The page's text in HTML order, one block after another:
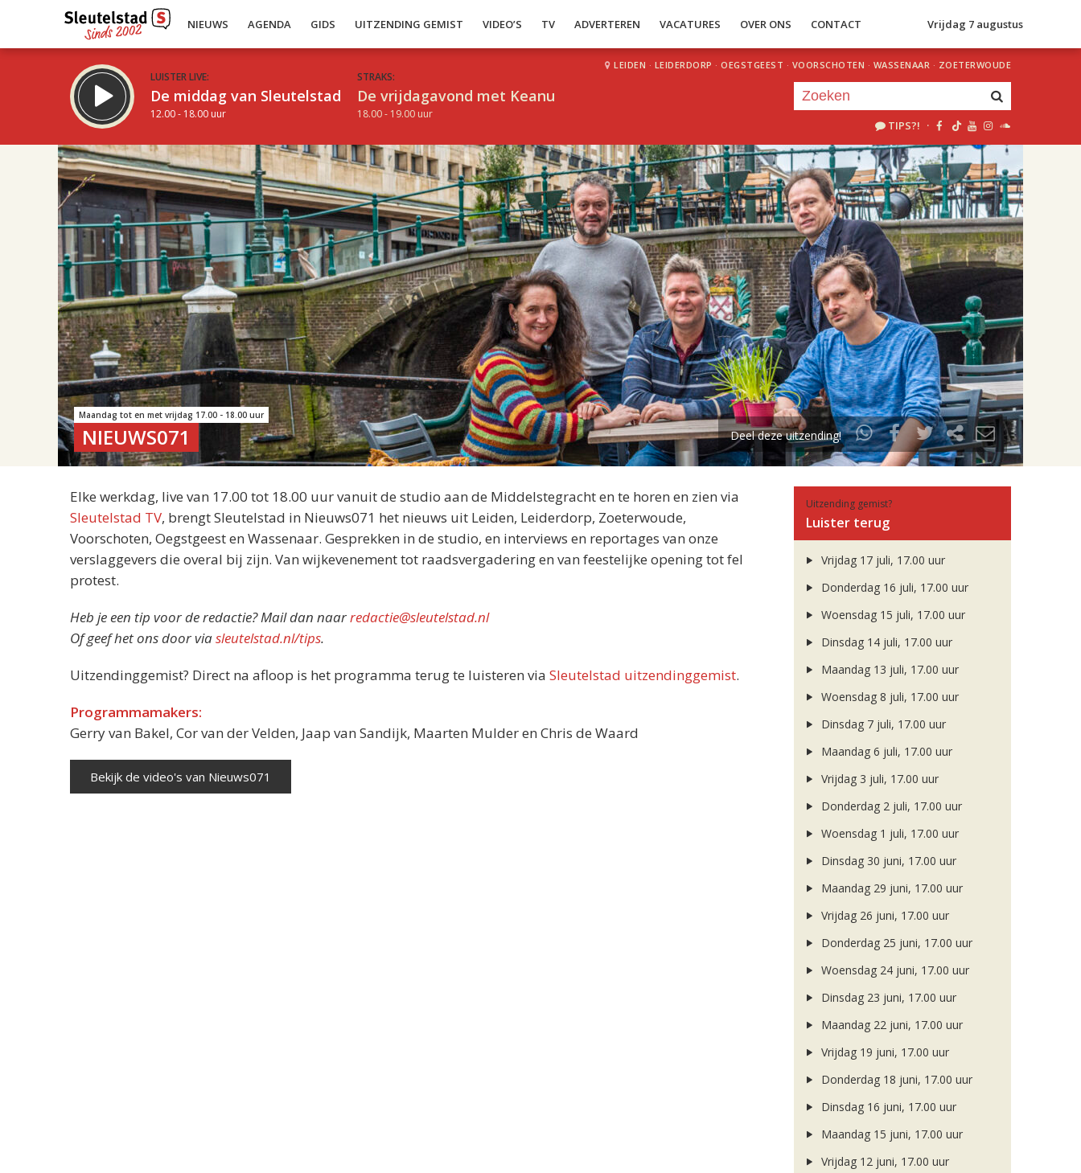
NIEUWS AGENDA GIDS UITZENDING GEMIST VIDEO’S TV ADVERTEREN VACATURES OVER ONS CONTACT Vrijdag 7 augustus
LUISTER LIVE:
De middag van Sleutelstad
12.00 - 18.00 uur
STRAKS:
De vrijdagavond met Keanu
18.00 - 19.00 uur
LEIDEN · LEIDERDORP · OEGSTGEEST · VOORSCHOTEN · WASSENAAR · ZOETERWOUDE
TIPS?! ·
17.00 18.00
Je luistert nu naaruur 1 van 1
«Vorig uur Volgend uur»
Inklappen
Maandag tot en met vrijdag 17.00 - 18.00 uur
NIEUWS071 Deel deze uitzending!
Elke werkdag, live van 17.00 tot 18.00 uur vanuit de studio aan de Middelstegracht en te horen en zien via
Sleutelstad TV, brengt Sleutelstad in Nieuws071 het nieuws uit Leiden, Leiderdorp, Zoeterwoude,
Voorschoten, Oegstgeest en Wassenaar. Gesprekken in de studio, en interviews en reportages van onze
verslaggevers die overal bij zijn. Van wijkevenement tot raadsvergadering en van feestelijke opening tot fel
protest.
Heb je een tip voor de redactie? Mail dan naarredactie@sleutelstad.nl
Of geef het ons door viasleutelstad.nl/tips.
Uitzendinggemist? Direct na afloop is het programma terug te luisteren via Sleutelstad uitzendinggemist.
Programmamakers:
Gerry van Bakel, Cor van der Velden, Jaap van Sandijk, Maarten Mulder en Chris de Waard
Bekijk de video's van Nieuws071
Uitzending gemist?
Luister terug
Vrijdag 17 juli, 17.00 uur
Donderdag 16 juli, 17.00 uur
Woensdag 15 juli, 17.00 uur
Dinsdag 14 juli, 17.00 uur
Maandag 13 juli, 17.00 uur
Woensdag 8 juli, 17.00 uur
Dinsdag 7 juli, 17.00 uur
Maandag 6 juli, 17.00 uur
Vrijdag 3 juli, 17.00 uur
Donderdag 2 juli, 17.00 uur
Woensdag 1 juli, 17.00 uur
Dinsdag 30 juni, 17.00 uur
Maandag 29 juni, 17.00 uur
Vrijdag 26 juni, 17.00 uur
Donderdag 25 juni, 17.00 uur
Woensdag 24 juni, 17.00 uur
Dinsdag 23 juni, 17.00 uur
Maandag 22 juni, 17.00 uur
Vrijdag 19 juni, 17.00 uur
Donderdag 18 juni, 17.00 uur
Dinsdag 16 juni, 17.00 uur
Maandag 15 juni, 17.00 uur
Vrijdag 12 juni, 17.00 uur